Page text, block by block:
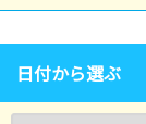
日付から選ぶ